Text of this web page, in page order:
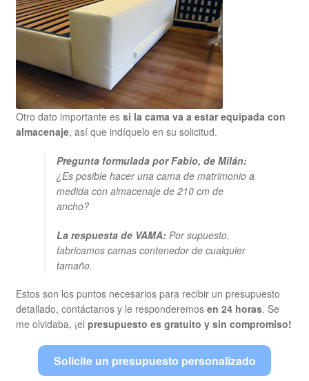
Otro dato importante es si la cama va a estar equipada con
almacenaje, así que indíquelo en su solicitud.
Pregunta formulada por Fabio, de Milán:
¿Es posible hacer una cama de matrimonio a
medida con almacenaje de 210 cm de
ancho?
La respuesta de VAMA:Por supuesto,
fabricamos camas contenedor de cualquier
tamaño.
Estos son los puntos necesarios para recibir un presupuesto
detallado, contáctanos y le responderemos en 24 horas. Se
me olvidaba, ¡el presupuesto es gratuito y sin compromiso!
Solicite un presupuesto personalizado